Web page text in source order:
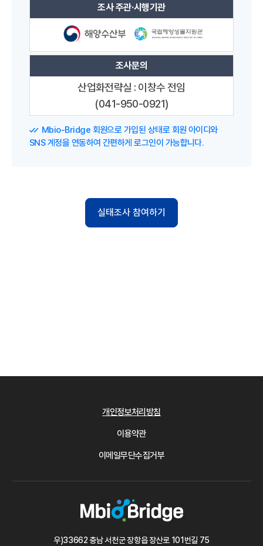
조사 주관·시행기관
조사문의
산업화전략실 : 이창수 전임
(041-950-0921)
Mbio-Bridge 회원으로 가입된 상태로 회원 아이디와
SNS 계정을 연동하여 간편하게 로그인이 가능합니다.
실태조사 참여하기
개인정보처리방침
이용약관
이메일무단수집거부
우)33662 충남 서천군 장항읍 장산로 101번길 75